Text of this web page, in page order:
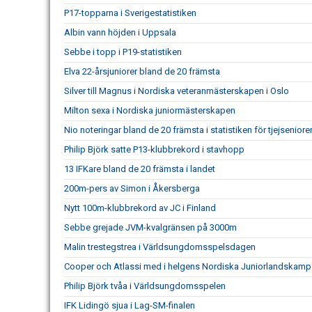
P17-topparna i Sverigestatistiken
Albin vann höjden i Uppsala
Sebbe i topp i P19-statistiken
Elva 22-årsjuniorer bland de 20 främsta
Silver till Magnus i Nordiska veteranmästerskapen i Oslo
Milton sexa i Nordiska juniormästerskapen
Nio noteringar bland de 20 främsta i statistiken för
Philip Björk satte P13-klubbrekord i stavhopp
13 IFKare bland de 20 främsta i landet
200m-pers av Simon i Åkersberga
Nytt 100m-klubbrekord av JC i Finland
Sebbe grejade JVM-kvalgränsen på 3000m
Malin trestegstrea i Världsungdomsspelsdagen
Cooper och Atlassi med i helgens Nordiska Juniorlandskamp
Philip Björk tvåa i Världsungdomsspelen
IFK Lidingö sjua i Lag-SM-finalen